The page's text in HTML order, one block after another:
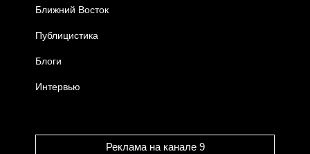
Ближний Восток
Публицистика
Блоги
Интервью
Реклама на канале 9